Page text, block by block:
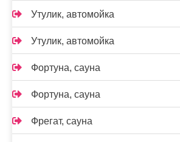
Утулик, автомойка
Утулик, автомойка
Фортуна, сауна
Фортуна, сауна
Фрегат, сауна